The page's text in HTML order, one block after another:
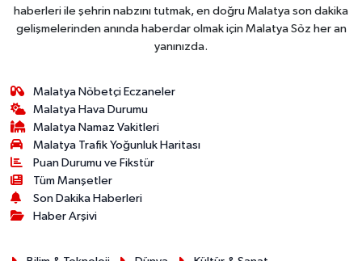
haberleri ile şehrin nabzını tutmak, en doğru Malatya son dakika
gelişmelerinden anında haberdar olmak için Malatya Söz her an
yanınızda.
Malatya Nöbetçi Eczaneler
Malatya Hava Durumu
Malatya Namaz Vakitleri
Malatya Trafik Yoğunluk Haritası
Puan Durumu ve Fikstür
Tüm Manşetler
Son Dakika Haberleri
Haber Arşivi